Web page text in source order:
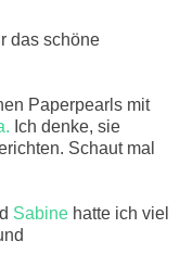
das schöne
Paperpearls mit
Ich denke, sie
Schaut mal
Sabine hatte ich viel